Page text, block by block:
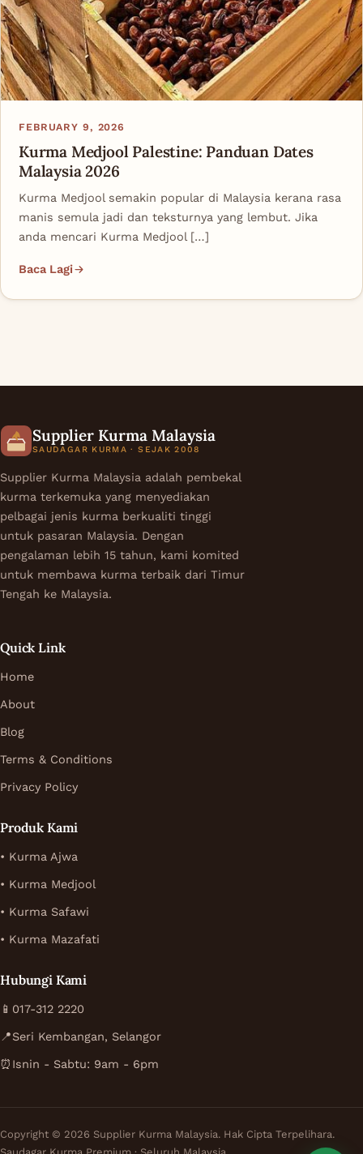
FEBRUARY 9, 2026
Kurma Medjool Palestine: Panduan Dates
Malaysia 2026
Kurma Medjool semakin popular di Malaysia kerana rasa
manis semula jadi dan teksturnya yang lembut. Jika
anda mencari Kurma Medjool […]
Baca Lagi
Supplier Kurma Malaysia
SAUDAGAR KURMA · SEJAK 2008
Supplier Kurma Malaysia adalah pembekal
kurma terkemuka yang menyediakan
pelbagai jenis kurma berkualiti tinggi
untuk pasaran Malaysia. Dengan
pengalaman lebih 15 tahun, kami komited
untuk membawa kurma terbaik dari Timur
Tengah ke Malaysia.
Quick Link
Home
About
Blog
Terms & Conditions
Privacy Policy
Produk Kami
• Kurma Ajwa
• Kurma Medjool
• Kurma Safawi
• Kurma Mazafati
Hubungi Kami
📱 017-312 2220
📍Seri Kembangan, Selangor
⏰ Isnin - Sabtu: 9am - 6pm
Copyright © 2026 Supplier Kurma Malaysia. Hak Cipta Terpelihara.